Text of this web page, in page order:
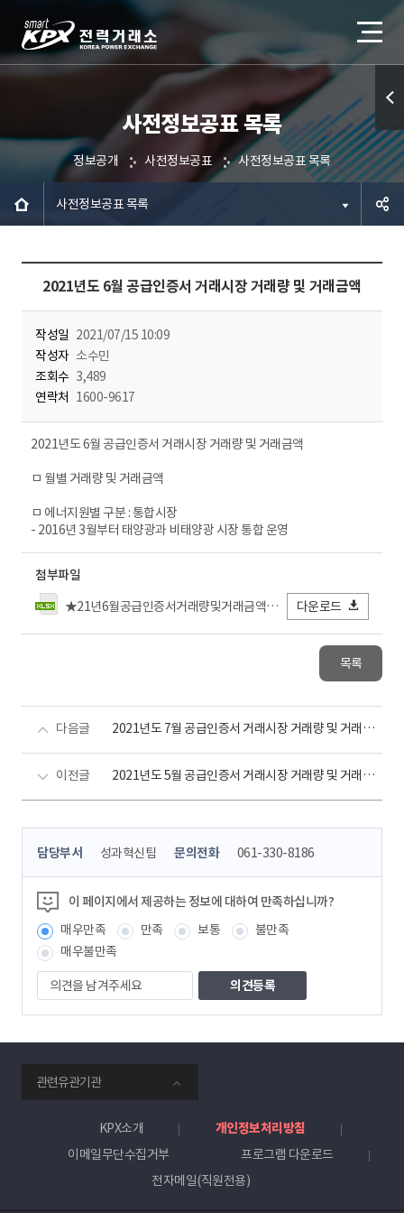
사전정보공표 목록
정보공개 사전정보공표 사전정보공표 목록
사전정보공표 목록
2021년도 6월 공급인증서 거래시장 거래량 및 거래금액
작성일 2021/07/15 10:09
작성자 소수민
조회수 3,489
연락처 1600-9617
2021년도 6월 공급인증서 거래시장 거래량 및 거래금액
ㅁ 월별 거래량 및 거래금액
ㅁ 에너지원별 구분 : 통합시장
- 2016년 3월부터 태양광과 비태양광 시장 통합 운영
첨부파일
★21년6월공급인증서거래량및거래금액_전력거래소FIN(수정).xlsx
다운로드
목록
다음글 2021년도 7월 공급인증서 거래시장 거래량 및 거래금액
이전글 2021년도 5월 공급인증서 거래시장 거래량 및 거래금액
콘
츠
정
보
책
임
자
담당부서 성과혁신팀 문의전화 061-330-8186
이 페이지에서 제공하는 정보에 대하여 만족하십니까?
매우만족
만족 보통
불만족
매우불만족
의
견
을
겨
주
세
요
관련유관기관
KPX소개
개인정보처리방침
이메일무단수집거부
프로그램 다운로드
전자메일(직원전용)
퀵메
뉴 열
기